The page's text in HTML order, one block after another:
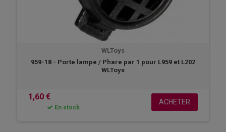
WLToys
959-18 - Porte lampe / Phare par 1 pour L959 et L202
WLToys
1,60 €
En stock
ACHETER